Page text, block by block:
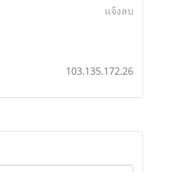
แจ้งลบ
103.135.172.26